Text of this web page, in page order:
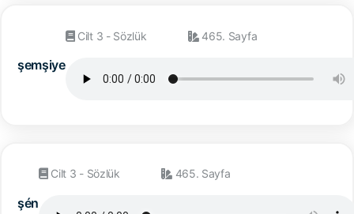
şemşiye
Cilt 3 - Sözlük 465. Sayfa
şén
Cilt 3 - Sözlük 465. Sayfa